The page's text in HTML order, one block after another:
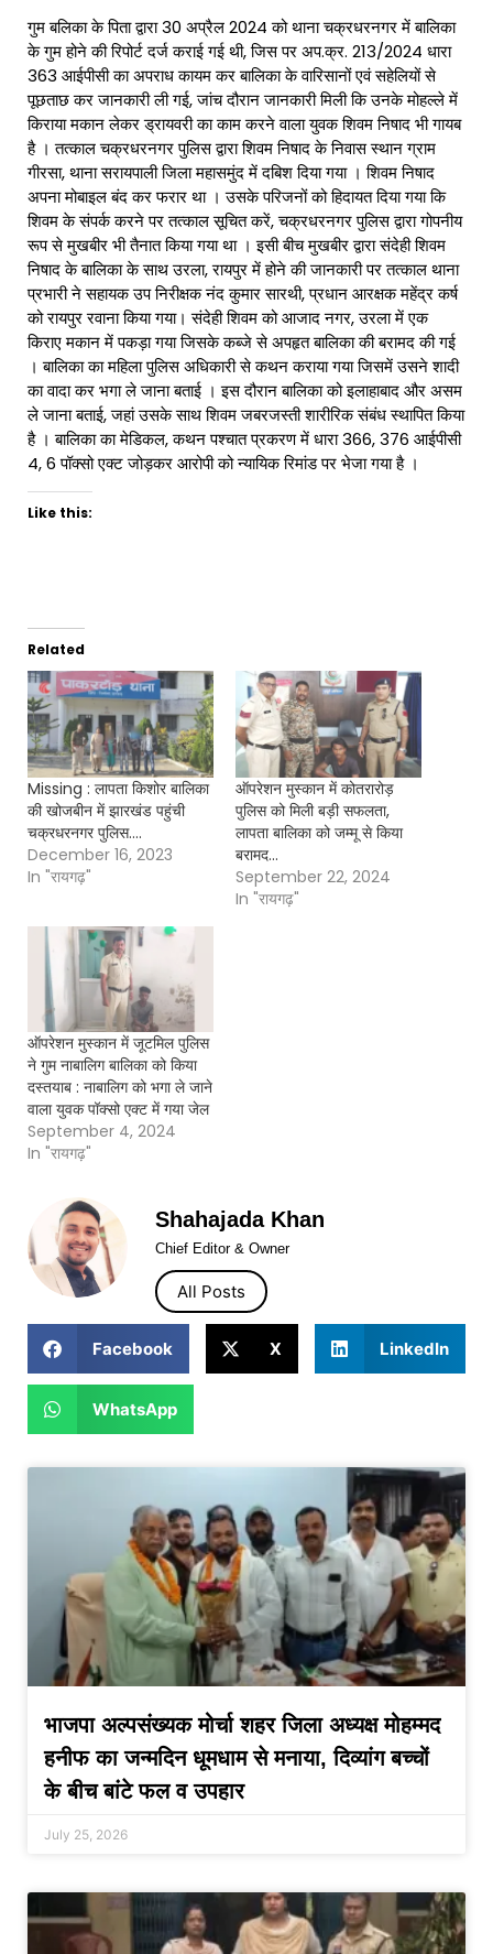
गुम बलिका के पिता द्वारा 30 अप्रैल 2024 को थाना चक्रधरनगर में बालिका
के गुम होने की रिपोर्ट दर्ज कराई गई थी, जिस पर अप.क्र. 213/2024 धारा
363 आईपीसी का अपराध कायम कर बालिका के वारिसानों एवं सहेलियों से
पूछताछ कर जानकारी ली गई, जांच दौरान जानकारी मिली कि उनके मोहल्ले में
किराया मकान लेकर ड्रायवरी का काम करने वाला युवक शिवम निषाद भी गायब
है । तत्काल चक्रधरनगर पुलिस द्वारा शिवम निषाद के निवास स्थान ग्राम
गीरसा, थाना सरायपाली जिला महासमुंद में दबिश दिया गया । शिवम निषाद
अपना मोबाइल बंद कर फरार था । उसके परिजनों को हिदायत दिया गया कि
शिवम के संपर्क करने पर तत्काल सूचित करें, चक्रधरनगर पुलिस द्वारा गोपनीय
रूप से मुखबीर भी तैनात किया गया था । इसी बीच मुखबीर द्वारा संदेही शिवम
निषाद के बालिका के साथ उरला, रायपुर में होने की जानकारी पर तत्काल थाना
प्रभारी ने सहायक उप निरीक्षक नंद कुमार सारथी, प्रधान आरक्षक महेंद्र कर्ष
को रायपुर रवाना किया गया। संदेही शिवम को आजाद नगर, उरला में एक
किराए मकान में पकड़ा गया जिसके कब्जे से अपहृत बालिका की बरामद की गई
। बालिका का महिला पुलिस अधिकारी से कथन कराया गया जिसमें उसने शादी
का वादा कर भगा ले जाना बताई । इस दौरान बालिका को इलाहाबाद और असम
ले जाना बताई, जहां उसके साथ शिवम जबरजस्ती शारीरिक संबंध स्थापित किया
है । बालिका का मेडिकल, कथन पश्चात प्रकरण में धारा 366, 376 आईपीसी
4, 6 पॉक्सो एक्ट जोड़कर आरोपी को न्यायिक रिमांड पर भेजा गया है ।
Like this:
Related
Missing : लापता किशोर बालिका
की खोजबीन में झारखंड पहुंची
चक्रधरनगर पुलिस….
December 16, 2023
In "रायगढ़"
ऑपरेशन मुस्कान में कोतरारोड़
पुलिस को मिली बड़ी सफलता,
लापता बालिका को जम्मू से किया
बरामद…
September 22, 2024
In "रायगढ़"
ऑपरेशन मुस्कान में जूटमिल पुलिस
ने गुम नाबालिग बालिका को किया
दस्तयाब : नाबालिग को भगा ले जाने
वाला युवक पॉक्सो एक्ट में गया जेल
September 4, 2024
In "रायगढ़"
Shahajada Khan
Chief Editor & Owner
All Posts
Facebook X LinkedIn
WhatsApp
भाजपा अल्पसंख्यक मोर्चा शहर जिला अध्यक्ष मोहम्मद
हनीफ का जन्मदिन धूमधाम से मनाया, दिव्यांग बच्चों
के बीच बांटे फल व उपहार
July 25, 2026